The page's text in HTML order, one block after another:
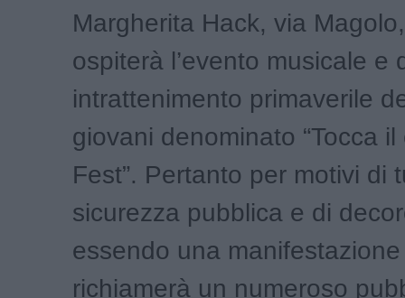
Margherita Hack, via
ospiterà l’evento musicale e
intrattenimento primaverile
giovani denominato “Tocca il
Fest”. Pertanto per motivi di
sicurezza pubblica e di
essendo una
richiamerà un numeroso